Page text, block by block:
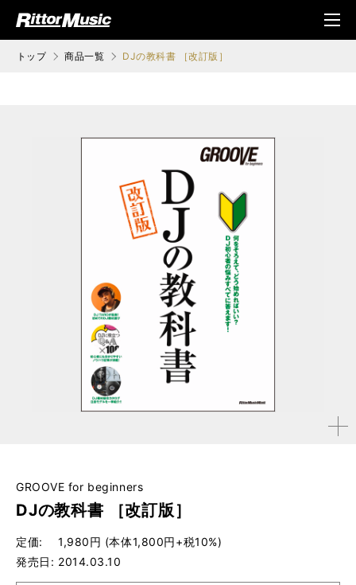
ジック (Rittor Musi
メニ
ュ
トップ 商品一覧 DJの教科書 ［改訂版］
拡大す
GROOVE for beginners
DJの教科書 ［改訂版］
定価
1,980円 (本体1,800円+税10%)
発売日
2014.03.10